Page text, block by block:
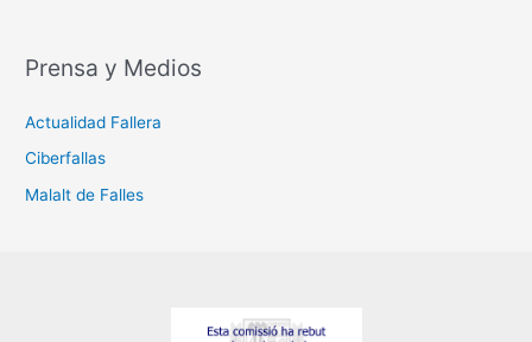
Prensa y Medios
Actualidad Fallera
Ciberfallas
Malalt de Falles